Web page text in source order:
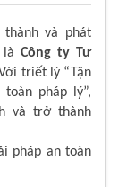
và phát
Công ty Tư
triết lý “Tận
pháp lý”,
và trở thành
pháp an toàn